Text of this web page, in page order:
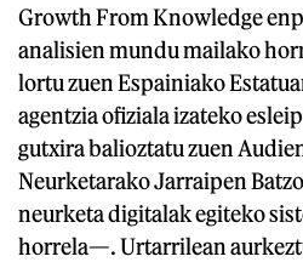
Growth From Knowledge
analisien mundu mailako
lortu zuen Espainiako
agentzia ofiziala izateko
gutxira balioztatu zuen
Neurketarako Jarraipen
neurketa digitalak egiteko
horrela—. Urtarrilean